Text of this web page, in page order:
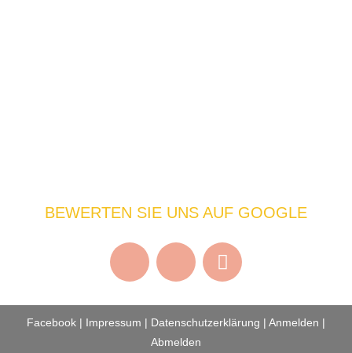
BEWERTEN SIE UNS AUF GOOGLE
Facebook | Impressum | Datenschutzerklärung | Anmelden |
Abmelden